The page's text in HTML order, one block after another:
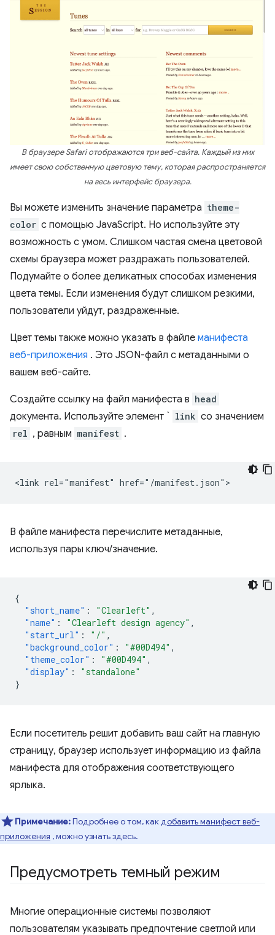
В браузере Safari отображаются три веб-сайта. Каждый из них
имеет свою собственную цветовую тему, которая распространяется
на весь интерфейс браузера.
Вы можете изменить значение параметра theme-
color с помощью JavaScript. Но используйте эту
возможность с умом. Слишком частая смена цветовой
схемы браузера может раздражать пользователей.
Подумайте о более деликатных способах изменения
цвета темы. Если изменения будут слишком резкими,
пользователи уйдут, раздраженные.
Цвет темы также можно указать в файле манифеста
веб-приложения . Это JSON-файл с метаданными о
вашем веб-сайте.
Создайте ссылку на файл манифеста в head
документа. Используйте элемент ` link со значением
rel , равным manifest .
В файле манифеста перечислите метаданные,
используя пары ключ/значение.
{
"short_name" : "Clearleft" ,
"name" : "Clearleft design agency" ,
"start_url" : "/" ,
"background_color" : "#00D494" ,
"theme_color" : "#00D494" ,
"display" :
"standalone"
}
Если посетитель решит добавить ваш сайт на главную
страницу, браузер использует информацию из файла
манифеста для отображения соответствующего
ярлыка.
Примечание:Подробнее о том, как добавить манифест веб-
приложения , можно узнать здесь.
Предусмотреть темный режим
Многие операционные системы позволяют
пользователям указывать предпочтение светлой или